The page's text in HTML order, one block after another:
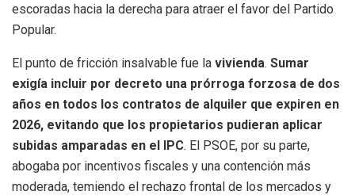
escoradas hacia la derecha para atraer el favor del Partido
Popular.
El punto de fricción insalvable fue la vivienda. Sumar
exigía incluir por decreto una prórroga forzosa de dos
años en todos los contratos de alquiler que expiren en
2026, evitando que los propietarios pudieran aplicar
subidas amparadas en el IPC. El PSOE, por su parte,
abogaba por incentivos fiscales y una contención más
moderada, temiendo el rechazo frontal de los mercados y